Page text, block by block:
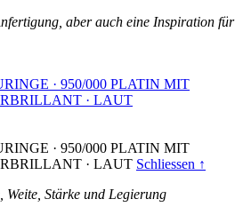
aber auch eine Inspiration für
· 950/000 PLATIN MIT
· LAUT
· 950/000 PLATIN MIT
· LAUT Schliessen ↑
Weite, Stärke und Legierung